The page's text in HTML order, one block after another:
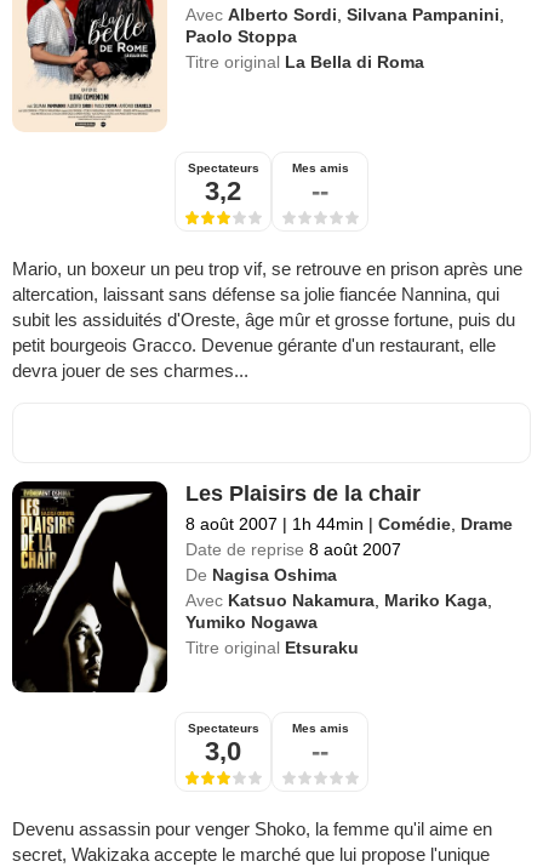
Avec Alberto Sordi ,Silvana Pampanini
Paolo Stoppa
Titre original La Bella di Roma
Spectateurs
3,2
Mes amis
--
Mario, un boxeur un peu trop vif, se retrouve en prison après une
altercation, laissant sans défense sa jolie fiancée Nannina, qui
subit les assiduités d'Oreste, âge mûr et grosse fortune, puis du
petit bourgeois Gracco. Devenue gérante d'un restaurant, elle
devra jouer de ses charmes...
Les Plaisirs de la chair
8 août 2007 | 1h 44min | Comédie Drame
Date de reprise 8 août 2007
De Nagisa Oshima
Avec Katsuo Nakamura Mariko Kaga
Yumiko Nogawa
Titre original Etsuraku
Spectateurs
3,0
Mes amis
--
Devenu assassin pour venger Shoko, la femme qu'il aime en
secret, Wakizaka accepte le marché que lui propose l'unique